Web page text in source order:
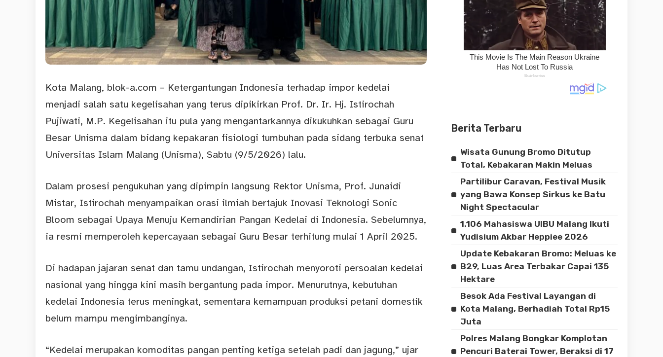
Kota Malang, blok-a.com – Ketergantungan Indonesia terhadap impor kedelai
menjadi salah satu kegelisahan yang terus dipikirkan Prof. Dr. Ir. Hj. Istirochah
Pujiwati, M.P. Kegelisahan itu pula yang mengantarkannya dikukuhkan sebagai Guru
Besar Unisma dalam bidang kepakaran fisiologi tumbuhan pada sidang terbuka senat
Universitas Islam Malang (Unisma), Sabtu (9/5/2026) lalu.
Dalam prosesi pengukuhan yang dipimpin langsung Rektor Unisma, Prof. Junaidi
Mistar, Istirochah menyampaikan orasi ilmiah bertajuk Inovasi Teknologi Sonic
Bloom sebagai Upaya Menuju Kemandirian Pangan Kedelai di Indonesia. Sebelumnya,
ia resmi memperoleh kepercayaan sebagai Guru Besar terhitung mulai 1 April 2025.
Di hadapan jajaran senat dan tamu undangan, Istirochah menyoroti persoalan kedelai
nasional yang hingga kini masih bergantung pada impor. Menurutnya, kebutuhan
kedelai Indonesia terus meningkat, sementara kemampuan produksi petani domestik
belum mampu mengimbanginya.
“Kedelai merupakan komoditas pangan penting ketiga setelah padi dan jagung,” ujar
Berita Terbaru
Wisata Gunung Bromo Ditutup
Total, Kebakaran Makin Meluas
Partilibur Caravan, Festival Musik
yang Bawa Konsep Sirkus ke Batu
Night Spectacular
1.106 Mahasiswa UIBU Malang Ikuti
Yudisium Akbar Heppiee 2026
Update Kebakaran Bromo: Meluas ke
B29, Luas Area Terbakar Capai 135
Hektare
Besok Ada Festival Layangan di
Kota Malang, Berhadiah Total Rp15
Juta
Polres Malang Bongkar Komplotan
Pencuri Baterai Tower, Beraksi di 17